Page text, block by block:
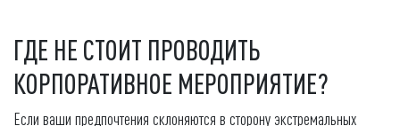
ГДЕ НЕ СТОИТ ПРОВОДИТЬ
КОРПОРАТИВНОЕ МЕРОПРИЯТИЕ?
Если ваши предпочтения склоняются в сторону экстремальных